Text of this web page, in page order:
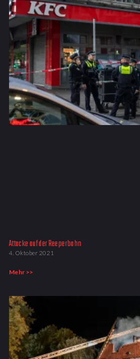
Attacke auf der Reeperbahn
4. Oktober 2021
Mehr >>